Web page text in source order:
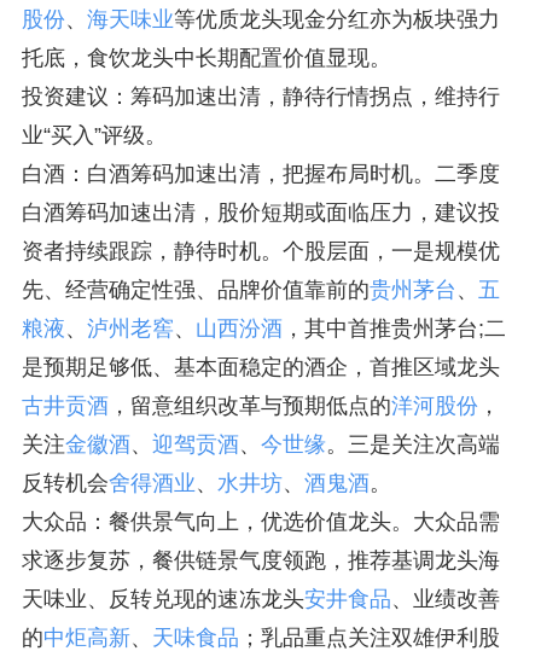
股份、 海天味业等优质龙头现金分红亦为板块强力
托底，食饮龙头中长期配置价值显现。
投资建议：筹码加速出清，静待行情拐点，维持行
业“买入”评级。
白酒：白酒筹码加速出清，把握布局时机。二季度
白酒筹码加速出清，股价短期或面临压力，建议投
资者持续跟踪，静待时机。个股层面，一是规模优
先、经营确定性强、品牌价值靠前的贵州茅台 、 五
粮液、 泸州老窖、 山西汾酒 ，其中首推贵州茅台;二
是预期足够低、基本面稳定的酒企，首推区域龙头
古井贡酒 ，留意组织改革与预期低点的洋河股份，
关注金徽酒、 迎驾贡酒、 今世缘。三是关注次高端
反转机会舍得酒业、 水井坊、 酒鬼酒。
大众品：餐供景气向上，优选价值龙头。大众品需
求逐步复苏，餐供链景气度领跑，推荐基调龙头海
天味业、反转兑现的速冻龙头安井食品、业绩改善
的中炬高新、 天味食品 ；乳品重点关注双雄伊利股